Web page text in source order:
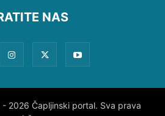
NAS
2026 Čapljinski portal. Sva prava